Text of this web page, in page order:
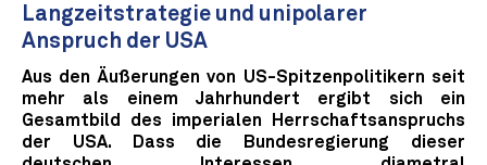
Langzeitstrategie und unipolarer
Anspruch der USA
Aus den Äußerungen von US-Spitzenpolitikern seit
mehr als einem Jahrhundert ergibt sich ein
Gesamtbild des imperialen Herrschaftsanspruchs
der USA. Dass die Bundesregierung dieser